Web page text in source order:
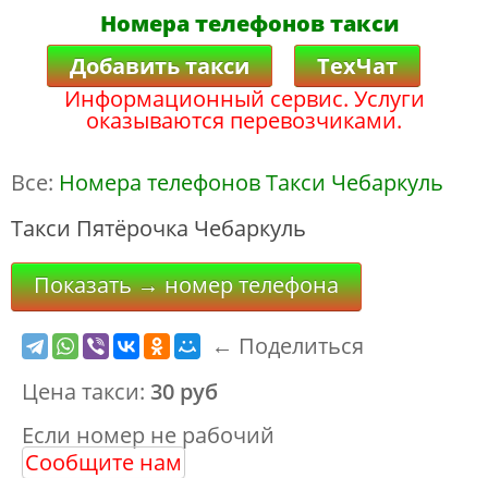
Номера телефонов такси
Добавить такси
ТехЧат
Информационный сервис. Услуги
оказываются перевозчиками.
Все: Номера телефонов Такси Чебаркуль
Такси Пятёрочка Чебаркуль
Показать → номер телефона
← Поделиться
Цена такси: 30 руб
Если номер не рабочий
Сообщите нам